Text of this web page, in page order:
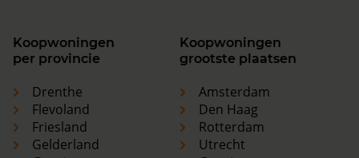
Koopwoningen
per provincie
Drenthe
Flevoland
Friesland
Gelderland
Koopwoningen
grootste plaatsen
Amsterdam
Den Haag
Rotterdam
Utrecht